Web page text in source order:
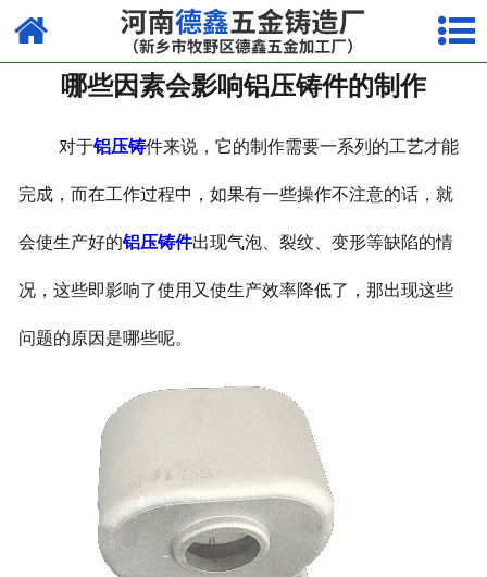
网站首页
走进我们
产品中心
荣誉资质
厂容厂貌
视频中心
哪些因素会影响铝压铸件的制作
对于铝压铸件来说，它的制作需要一系列的工艺才能
完成，而在工作过程中，如果有一些操作不注意的话，就
会使生产好的铝压铸件出现气泡、裂纹、变形等缺陷的情
况，这些即影响了使用又使生产效率降低了，那出现这些
问题的原因是哪些呢。